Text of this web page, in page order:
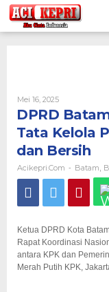
Lewati
ke
konten
Mei 16, 2025Oleh
Acikepri.com
DPRD
Tata Kelola
dan Bersih
Acikepri.com - Batam
Ketua DPRD Kota
Rapat Koordinasi
antara KPK dan
Merah Putih KPK,